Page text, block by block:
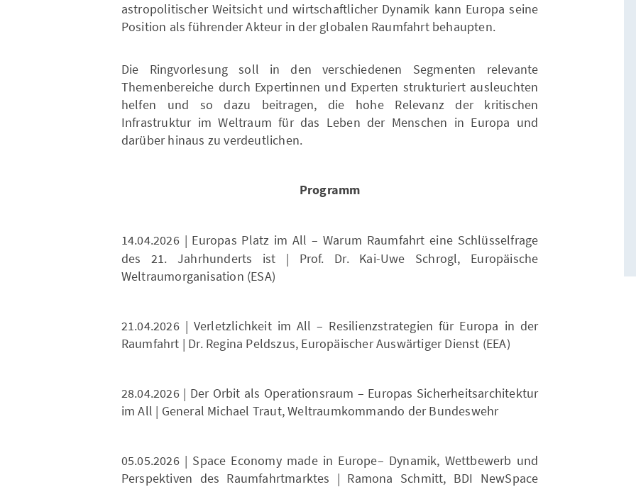
astropolitischer Weitsicht und wirtschaftlicher Dynamik kann Europa seine
Position als führender Akteur in der globalen Raumfahrt behaupten.
Die Ringvorlesung soll in den verschiedenen Segmenten relevante
Themenbereiche durch Expertinnen und Experten strukturiert ausleuchten
helfen und so dazu beitragen, die hohe Relevanz der kritischen
Infrastruktur im Weltraum für das Leben der Menschen in Europa und
darüber hinaus zu verdeutlichen.
Programm
14.04.2026 | Europas Platz im All – Warum Raumfahrt eine Schlüsselfrage
des 21. Jahrhunderts ist | Prof. Dr. Kai-Uwe Schrogl, Europäische
Weltraumorganisation (ESA)
21.04.2026 | Verletzlichkeit im All – Resilienzstrategien für Europa in der
Raumfahrt | Dr. Regina Peldszus, Europäischer Auswärtiger Dienst (EEA)
28.04.2026 | Der Orbit als Operationsraum – Europas Sicherheitsarchitektur
im All | General Michael Traut, Weltraumkommando der Bundeswehr
05.05.2026 | Space Economy made in Europe– Dynamik, Wettbewerb und
Perspektiven des Raumfahrtmarktes | Ramona Schmitt, BDI NewSpace